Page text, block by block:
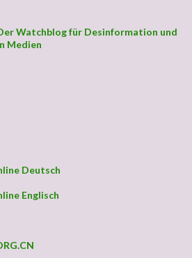
Watchblog für Desinformation und
Medien
Deutsch
Englisch